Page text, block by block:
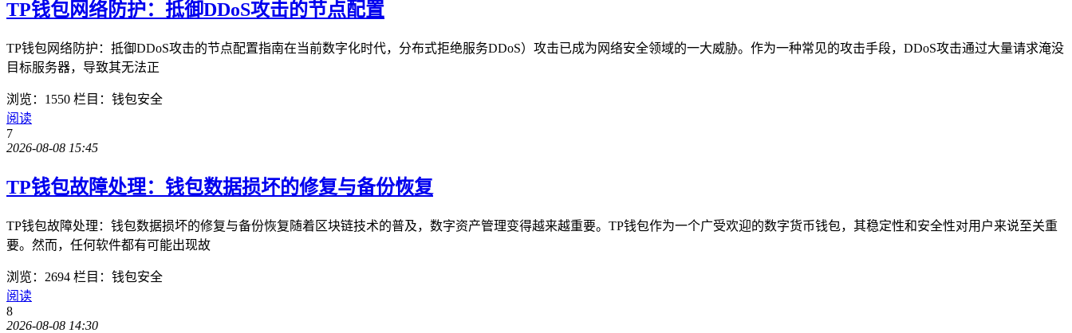
TP钱包网络防护：抵御DDoS攻击的节点配置
TP钱包网络防护：抵御DDoS攻击的节点配置指南在当前数字化时代，分布式拒绝服务DDoS）攻击已成为网络安全领域的一大威胁。作为一种常见的攻击手段，DDoS攻击通过大量请求淹没
目标服务器，导致其无法正
浏览：1550 栏目：钱包安全
阅读
7
2026-08-08 15:45
TP钱包故障处理：钱包数据损坏的修复与备份恢复
TP钱包故障处理：钱包数据损坏的修复与备份恢复随着区块链技术的普及，数字资产管理变得越来越重要。TP钱包作为一个广受欢迎的数字货币钱包，其稳定性和安全性对用户来说至关重
要。然而，任何软件都有可能出现故
浏览：2694 栏目：钱包安全
阅读
8
2026-08-08 14:30